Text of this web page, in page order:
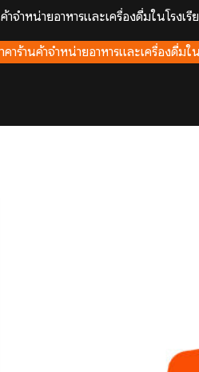
าจำหน่ายอาหารและเครื่องดื่มในโรง
คาร้านค้าจำหน่ายอาหารและเครื่องดื่